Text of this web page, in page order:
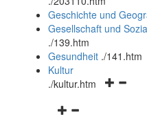
Geschichte und
Gesellschaft und
./139.htm
Gesundheit ./141.htm
Kultur
./kultur.htm
Navigationsmenü